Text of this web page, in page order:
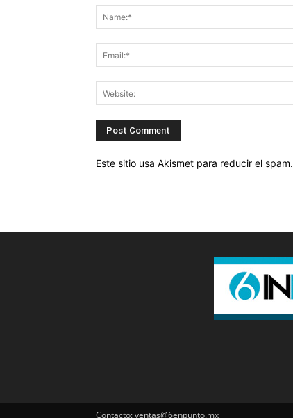
Este sitio usa Akismet para reducir el spam.
Contacto: ventas@6enpunto.mx